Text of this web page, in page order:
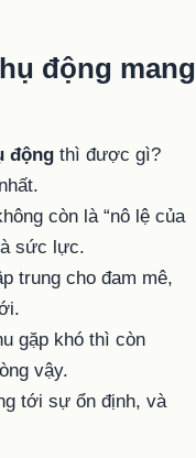
động mang
động thì được gì?
còn là “nô lệ của
sức lực.
trung cho đam mê,
gặp khó thì còn
vậy.
tới sự ổn định, và